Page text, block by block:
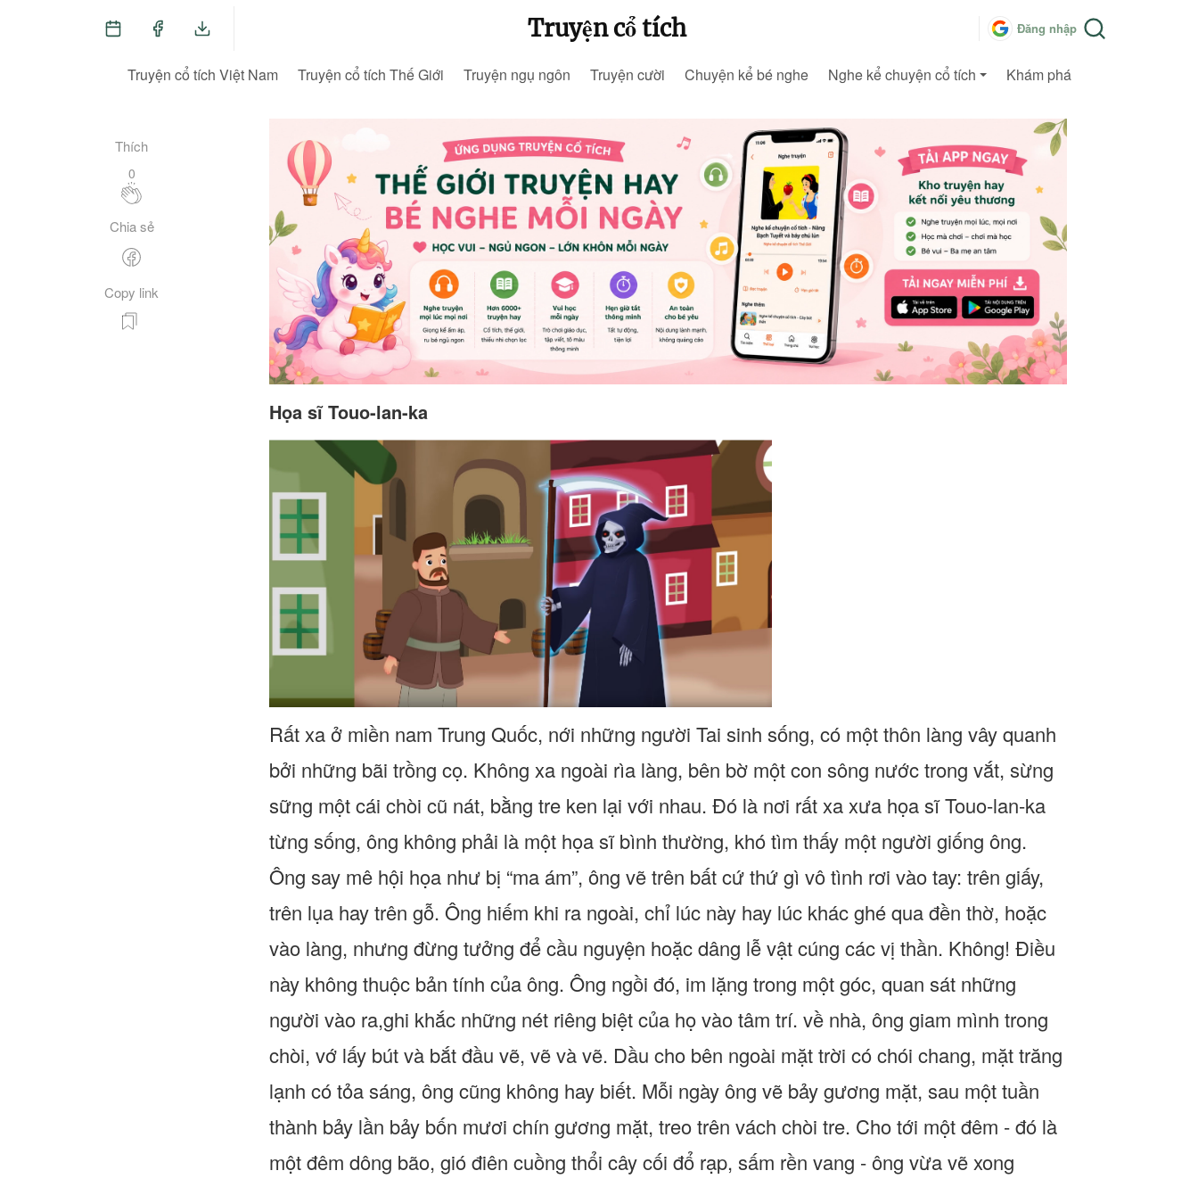
Truyện cổ tích Đăng nhập
Truyện cổ tích Việt Nam Truyện cổ tích Thế Giới Truyện ngụ ngôn Truyện cười Chuyện kể bé nghe Nghe kể chuyện cổ tích Khám phá
Thích
0
Chia sẻ
Copy link
Họa sĩ Touo-lan-ka
Rất xa ở miền nam Trung Quốc, nới những người Tai sinh sống, có một thôn làng vây quanh
bởi những bãi trồng cọ. Không xa ngoài rìa làng, bên bờ một con sông nước trong vắt, sừng
sững một cái chòi cũ nát, bằng tre ken lại với nhau. Đó là nơi rất xa xưa họa sĩ Touo-lan-ka
từng sống, ông không phải là một họa sĩ bình thường, khó tìm thấy một người giống ông.
Ông say mê hội họa như bị “ma ám”, ông vẽ trên bất cứ thứ gì vô tình rơi vào tay: trên giấy,
trên lụa hay trên gỗ. Ông hiếm khi ra ngoài, chỉ lúc này hay lúc khác ghé qua đền thờ, hoặc
vào làng, nhưng đừng tưởng để cầu nguyện hoặc dâng lễ vật cúng các vị thần. Không! Điều
này không thuộc bản tính của ông. Ông ngồi đó, im lặng trong một góc, quan sát những
người vào ra,ghi khắc những nét riêng biệt của họ vào tâm trí. về nhà, ông giam mình trong
chòi, vớ lấy bút và bắt đầu vẽ, vẽ và vẽ. Dầu cho bên ngoài mặt trời có chói chang, mặt trăng
lạnh có tỏa sáng, ông cũng không hay biết. Mỗi ngày ông vẽ bảy gương mặt, sau một tuần
thành bảy lần bảy bốn mươi chín gương mặt, treo trên vách chòi tre. Cho tới một đêm - đó là
một đêm dông bão, gió điên cuồng thổi cây cối đổ rạp, sấm rền vang - ông vừa vẽ xong